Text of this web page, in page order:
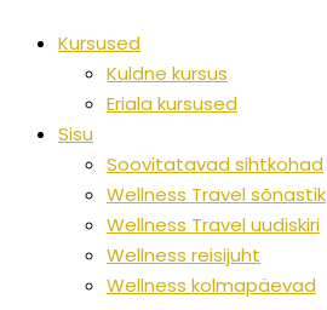
Kursused
Kuldne kursus
Eriala kursused
Sisu
Soovitatavad sihtkohad
Wellness Travel sõnastik
Wellness Travel uudiskiri
Wellness reisijuht
Wellness kolmapäevad
uudised
maailmas
t